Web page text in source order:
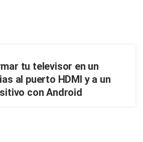
tu televisor en un
al puerto HDMI y a un
con Android